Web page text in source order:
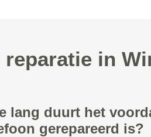
reparatie in
lang duurt het
gerepareerd is?